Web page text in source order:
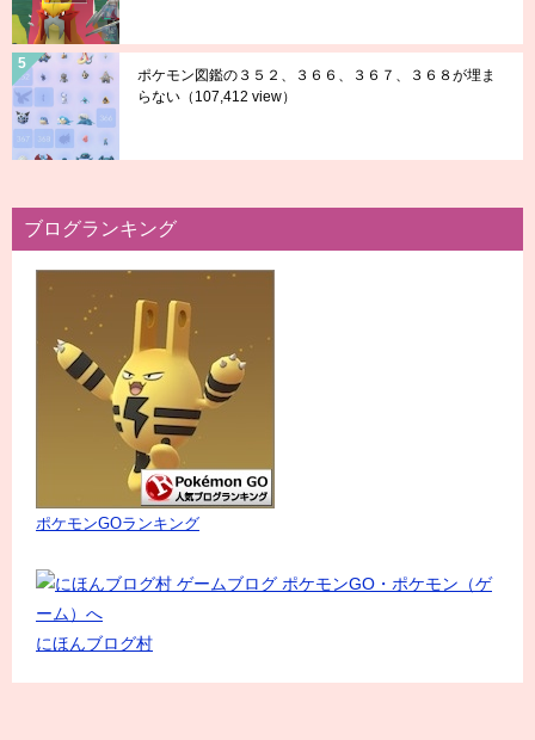
ポケモン図鑑の３５２、３６６、３６７、３６８が埋ま
らない （107,412 view）
ブログランキング
ポケモンGOランキング
にほんブログ村